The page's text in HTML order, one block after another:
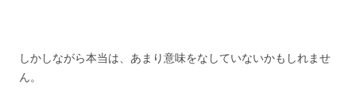
しかしながら本当は、あまり意味をなしていないかもしれませ
ん。